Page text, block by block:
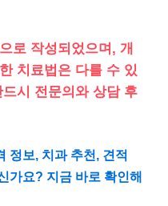
로 작성되었으며, 개
치료법은 다를 수 있
시 전문의와 상담 후
정보, 치과 추천, 견적
가요? 지금 바로 확인해